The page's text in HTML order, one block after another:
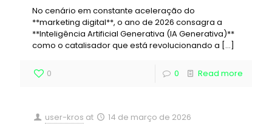
No cenário em constante aceleração do
**marketing digital**, o ano de 2026 consagra a
**Inteligência Artificial Generativa (IA Generativa)**
como o catalisador que está revolucionando a […]
0 0 Read more
user-kros at 14 de março de 2026